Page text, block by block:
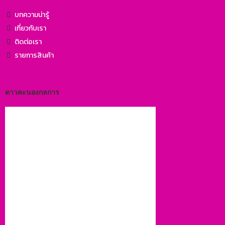
บทความน่ารู้
เกี่ยวกับเรา
ติดต่อเรา
รายการสินค้า
ดาวคะนองกลการ